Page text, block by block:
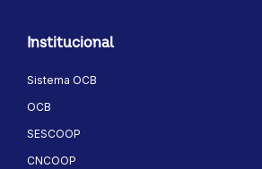
Institucional
Sistema OCB
OCB
SESCOOP
CNCOOP